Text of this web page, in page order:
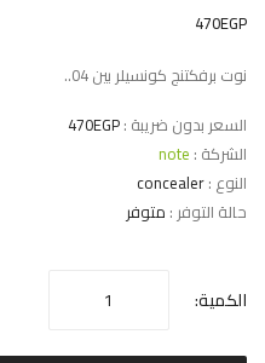
470EGP
نوت برفكتنج كونسيلر بين 04..
السعر بدون ضريبة :470EGP
الشركة : note
النوع :concealer
حالة التوفر : متوفر
الكمية: